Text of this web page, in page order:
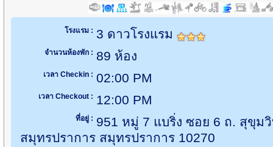
โรงแรม : 3 ดาวโรงแรม
จำนวนห้องพัก : 89 ห้อง
เวลา Checkin : 02:00 PM
เวลา Checkout : 12:00 PM
ที่อยู่ : 951 หมู่ 7 แบริ่ง ซอย 6 ถ. สุขุมวิ
สมุทรปราการ สมุทรปราการ 10270